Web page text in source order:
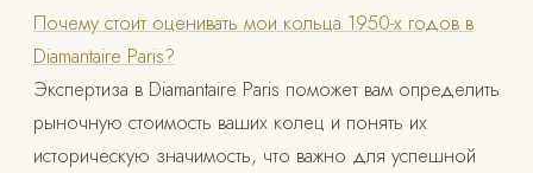
Почему стоит оценивать мои кольца 1950-х годов в
Diamantaire Paris?
Экспертиза в Diamantaire Paris поможет вам определить
рыночную стоимость ваших колец и понять их
историческую значимость, что важно для успешной